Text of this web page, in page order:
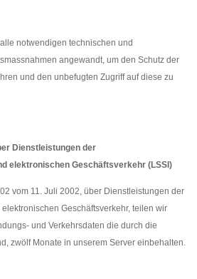
notwendigen technischen und
angewandt, um den Schutz der
und den unbefugten Zugriff auf diese zu
Dienstleistungen der
elektronischen Geschäftsverkehr (LSSI)
vom 11. Juli 2002, über Dienstleistungen der
Geschäftsverkehr, teilen wir
und Verkehrsdaten die durch die
zwölf Monate in unserem Server einbehalten.